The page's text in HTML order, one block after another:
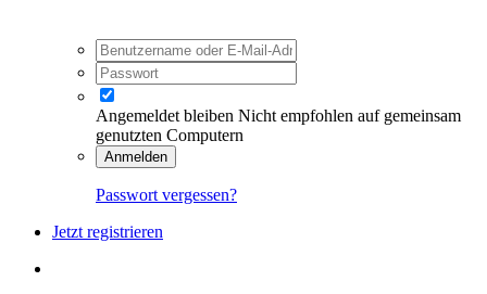
Angemeldet bleiben Nicht empfohlen auf gemeinsam
genutzten Computern
Anmelden
Passwort vergessen?
Jetzt registrieren